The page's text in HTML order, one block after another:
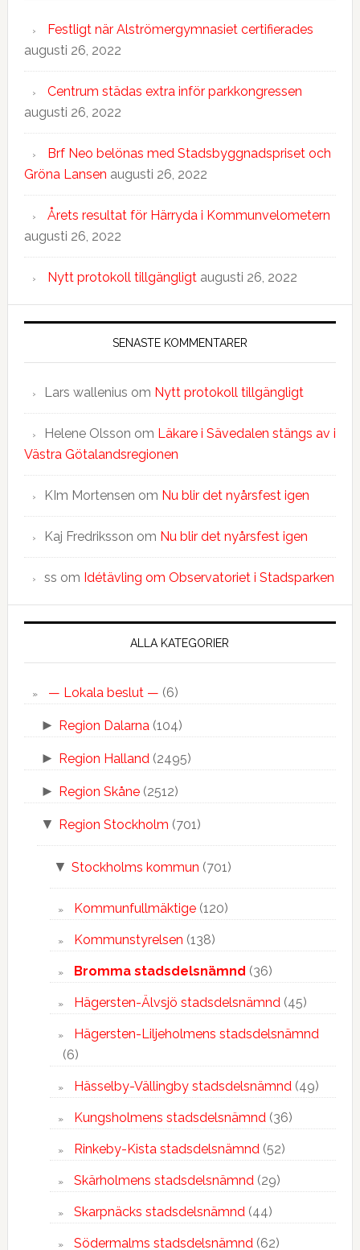
Festligt när Alströmergymnasiet certifierades
augusti 26, 2022
Centrum städas extra inför parkkongressen
augusti 26, 2022
Brf Neo belönas med Stadsbyggnadspriset och
Gröna Lansen augusti 26, 2022
Årets resultat för Härryda i Kommunvelometern
augusti 26, 2022
Nytt protokoll tillgängligt augusti 26, 2022
SENASTE KOMMENTARER
Lars wallenius om Nytt protokoll tillgängligt
Helene Olsson om Läkare i Sävedalen stängs av i
Västra Götalandsregionen
KIm Mortensen om Nu blir det nyårsfest igen
Kaj Fredriksson om Nu blir det nyårsfest igen
ss om Idétävling om Observatoriet i Stadsparken
ALLA KATEGORIER
— Lokala beslut — (6)
► Region Dalarna(104)
► Region Halland(2495)
► Region Skåne(2512)
▼ Region Stockholm (701)
▼ Stockholms kommun (701)
Kommunfullmäktige(120)
Kommunstyrelsen (138)
Bromma stadsdelsnämnd (36)
Hägersten-Älvsjö stadsdelsnämnd(45)
Hägersten-Liljeholmens stadsdelsnämnd
(6)
Hässelby-Vällingby stadsdelsnämnd(49)
Kungsholmens stadsdelsnämnd(36)
Rinkeby-Kista stadsdelsnämnd(52)
Skärholmens stadsdelsnämnd(29)
Skarpnäcks stadsdelsnämnd(44)
Södermalms stadsdelsnämnd(62)